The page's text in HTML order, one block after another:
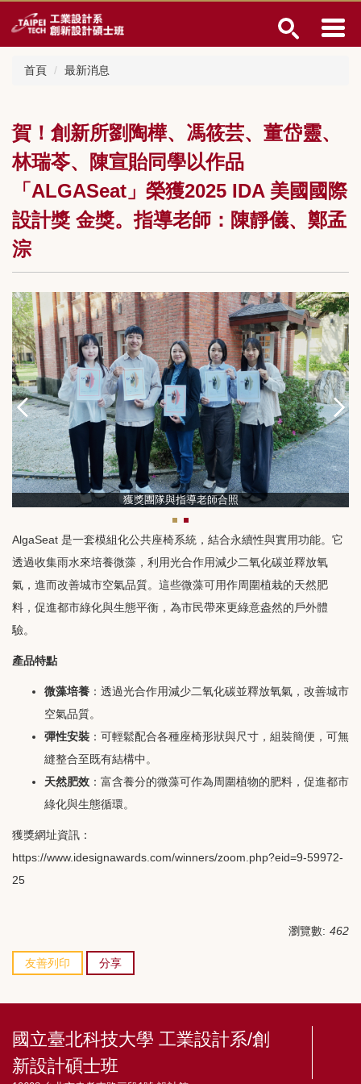
到
主
首頁 最新消息
賀！創新所劉陶樺、馮筱芸、董岱靈、
林瑞苓、陳宣貽同學以作品
「ALGASeat」榮獲2025 IDA 美國國際
設計獎 金獎。指導老師：陳靜儀、鄭孟
淙
獲獎團隊與指導老師合照
AlgaSeat 是一套模組化公共座椅系統，結合永續性與實用功能。它
透過收集雨水來培養微藻，利用光合作用減少二氧化碳並釋放氧
氣，進而改善城市空氣品質。這些微藻可用作周圍植栽的天然肥
料，促進都市綠化與生態平衡，為市民帶來更綠意盎然的戶外體
驗。
產品特點
微藻培養 ：透過光合作用減少二氧化碳並釋放氧氣，改善城市
空氣品質。
彈性安裝 ：可輕鬆配合各種座椅形狀與尺寸，組裝簡便，可無
縫整合至既有結構中。
天然肥效 ：富含養分的微藻可作為周圍植物的肥料，促進都市
綠化與生態循環。
獲獎網址資訊：
https://www.idesignawards.com/winners/zoom.php?eid=9-59972-
25
瀏覽數: 462
友善列印 分享
國立臺北科技大學 工業設計系/創
新設計碩士班